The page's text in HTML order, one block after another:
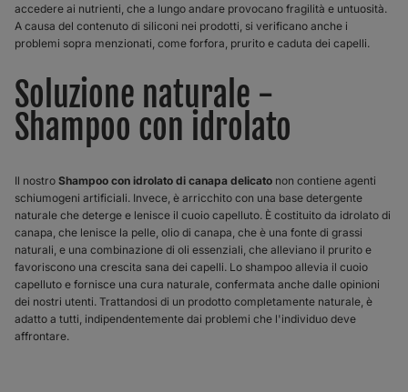
accedere ai nutrienti, che a lungo andare provocano fragilità e untuosità.
A causa del contenuto di siliconi nei prodotti, si verificano anche i
problemi sopra menzionati, come forfora, prurito e caduta dei capelli.
Soluzione naturale -
Shampoo con idrolato
Il nostro Shampoo con idrolato di canapa delicato non contiene agenti
schiumogeni artificiali. Invece, è arricchito con una base detergente
naturale che deterge e lenisce il cuoio capelluto. È costituito da idrolato di
canapa, che lenisce la pelle, olio di canapa, che è una fonte di grassi
naturali, e una combinazione di oli essenziali, che alleviano il prurito e
favoriscono una crescita sana dei capelli. Lo shampoo allevia il cuoio
capelluto e fornisce una cura naturale, confermata anche dalle opinioni
dei nostri utenti. Trattandosi di un prodotto completamente naturale, è
adatto a tutti, indipendentemente dai problemi che l'individuo deve
affrontare.